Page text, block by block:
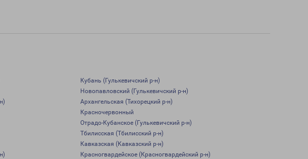
Кубань (Гулькевичский р-н)
Новопавловский (Гулькевичский р-н)
Архангельская (Тихорецкий р-н)
Красночервонный
Отрадо-Кубанское (Гулькевичский р-н)
Тбилисская (Тбилисский р-н)
Кавказская (Кавказский р-н)
Красногвардейское (Красногвардейский р-н)